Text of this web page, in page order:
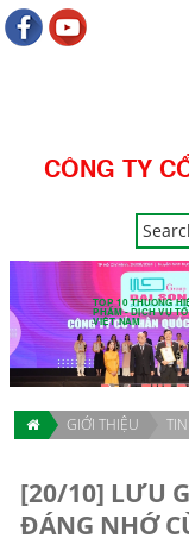
CÔNG TY
TOP 10 THƯƠNG
PHẨM - DỊCH VỤ
VIỆT NAM
GIỚI THIỆU
[20/10] LƯU
ĐÁNG NHỚ